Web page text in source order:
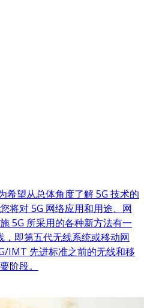
希望从总体角度了解 5G 技术的
将对 5G 网络应用和用途、网
5G 所采用的各种新方法有一
，即第五代无线系统或移动网
IMT 先进标准之前的无线和移
阶段。